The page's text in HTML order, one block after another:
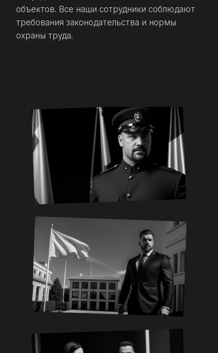
объектов. Все наши сотрудники соблюдают
требования законодательства и нормы
охраны труда.